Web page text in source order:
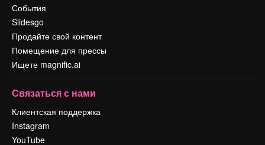
События
Slidesgo
Продайте свой контент
Помещение для прессы
Ищете magnific.ai
Связаться с нами
Клиентская поддержка
Instagram
YouTube